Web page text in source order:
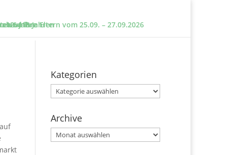
und ihre Eltern vom 25.09. – 27.09.2026
um?
12 – 18 Jahren
6 Jahre
Kategorien
Kategorien
Archive
Archive